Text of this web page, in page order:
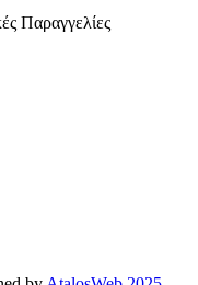
Παραγγελίες